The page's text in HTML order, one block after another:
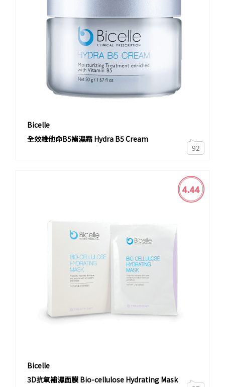
Bicelle
全效維他命B5補濕霜 Hydra B5 Cream
92
Bicelle
3D抗氧補濕面膜 Bio-cellulose Hydrating Mask
4.44